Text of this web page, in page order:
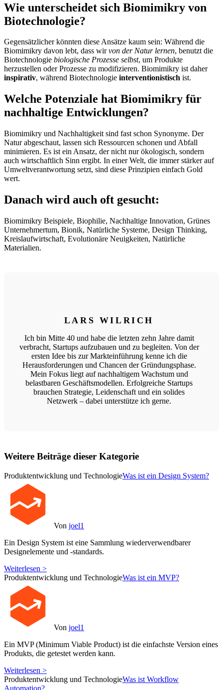
Wie unterscheidet sich Biomimikry von
Biotechnologie?
Gegensätzlicher könnten diese Ansätze kaum sein: Während die
Biomimikry davon lebt, dass wirvon der Natur lernen, benutzt die
Biotechnologie biologische Prozesse selbst, um Produkte
herzustellen oder Prozesse zu modifizieren. Biomimikry ist daher
inspirativ, während Biotechnologie interventionistisch ist.
Welche Potenziale hat Biomimikry für
nachhaltige Entwicklungen?
Biomimikry und Nachhaltigkeit sind fast schon Synonyme. Der
Natur abgeschaut, lassen sich Ressourcen schonen und Abfall
minimieren. Es ist ein Ansatz, der nicht nur ökologisch, sondern
auch wirtschaftlich Sinn ergibt. In einer Welt, die immer stärker auf
Umweltverantwortung setzt, sind diese Prinzipien einfach Gold
wert.
Danach wird auch oft gesucht:
Biomimikry Beispiele, Biophilie, Nachhaltige Innovation, Grünes
Unternehmertum, Bionik, Natürliche Systeme, Design Thinking,
Kreislaufwirtschaft, Evolutionäre Neuigkeiten, Natürliche
Materialien.
LARS WILRICH
Ich bin Mitte 40 und habe die letzten zehn Jahre damit
verbracht, Startups aufzubauen und zu begleiten. Von der
ersten Idee bis zur Markteinführung kenne ich die
Herausforderungen und Chancen der Gründungsphase.
Mein Fokus liegt auf nachhaltigem Wachstum und
belastbaren Geschäftsmodellen. Erfolgreiche Startups
brauchen Strategie, Leidenschaft und ein solides
Netzwerk – dabei unterstütze ich gerne.
Weitere Beiträge dieser Kategorie
Produktentwicklung und TechnologieWas ist ein Design System?
Von joel1
Ein Design System ist eine Sammlung wiederverwendbarer
Designelemente und -standards.
Weiterlesen >
Produktentwicklung und TechnologieWas ist ein MVP?
Von joel1
Ein MVP (Minimum Viable Product) ist die einfachste Version eines
Produkts, die getestet werden kann.
Weiterlesen >
Produktentwicklung und TechnologieWas ist Workflow
Automation?